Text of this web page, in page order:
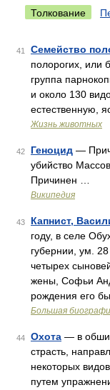
Толкование
41 Семейство
полорогих, или
группа
и около 130
естественную,
Жизнь животных
42 Геноцид —
убийство
Причинен …
Википедия
43 Капнист,
году, в селе
губернии, ум.
четырех
жены, Софьи
рождения его
Большая
44 Охота — в
страсть,
некоторых
путем